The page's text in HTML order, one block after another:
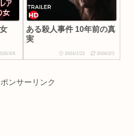
4/8
ある殺人事件 10年前の真
実
2024/1/22 2026/2/3
ンサーリンク